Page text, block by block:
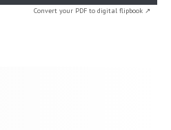
Convert your PDF to digital flipbook ↗